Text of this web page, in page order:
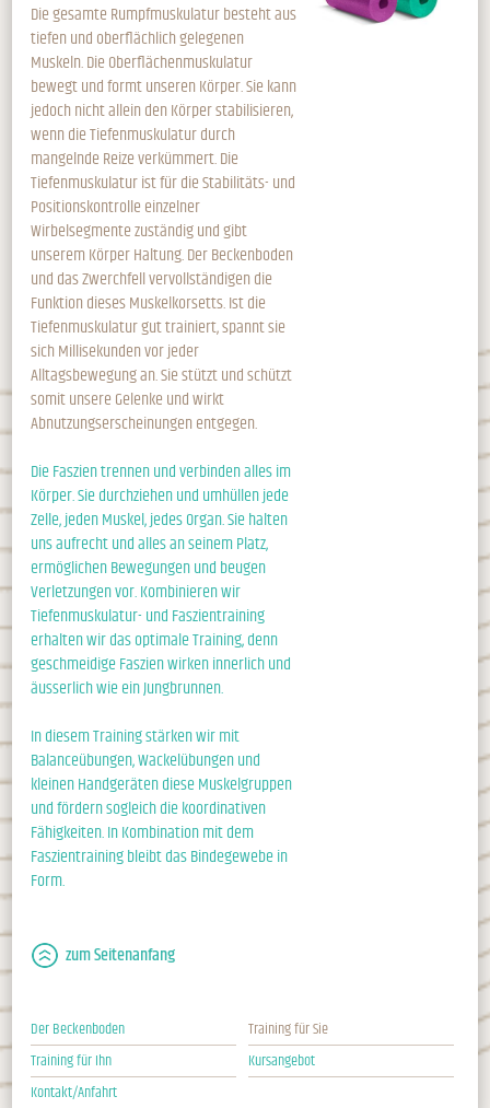
Die gesamte Rumpfmuskulatur besteht aus
tiefen und oberflächlich gelegenen
Muskeln. Die Oberflächenmuskulatur
bewegt und formt unseren Körper. Sie kann
jedoch nicht allein den Körper stabilisieren,
wenn die Tiefenmuskulatur durch
mangelnde Reize verkümmert. Die
Tiefenmuskulatur ist für die Stabilitäts- und
Positionskontrolle einzelner
Wirbelsegmente zuständig und gibt
unserem Körper Haltung. Der Beckenboden
und das Zwerchfell vervollständigen die
Funktion dieses Muskelkorsetts. Ist die
Tiefenmuskulatur gut trainiert, spannt sie
sich Millisekunden vor jeder
Alltagsbewegung an. Sie stützt und schützt
somit unsere Gelenke und wirkt
Abnutzungserscheinungen entgegen.
Die Faszien trennen und verbinden alles im
Körper. Sie durchziehen und umhüllen jede
Zelle, jeden Muskel, jedes Organ. Sie halten
uns aufrecht und alles an seinem Platz,
ermöglichen Bewegungen und beugen
Verletzungen vor. Kombinieren wir
Tiefenmuskulatur- und Faszientraining
erhalten wir das optimale Training, denn
geschmeidige Faszien wirken innerlich und
äusserlich wie ein Jungbrunnen.
In diesem Training stärken wir mit
Balanceübungen, Wackelübungen und
kleinen Handgeräten diese Muskelgruppen
und fördern sogleich die koordinativen
Fähigkeiten. In Kombination mit dem
Faszientraining bleibt das Bindegewebe in
Form.
zum Seitenanfang
Der Beckenboden
Training für Sie
Training für Ihn
Kursangebot
Kontakt/Anfahrt